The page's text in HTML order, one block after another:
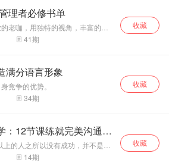
合自己的职业，提高自己的职业
到行动 ，提升你的个性竞争力。
理者必修书单
老咖，用独特的视角，丰富的经
，为您带来经营一家企业所需了
41期
收藏
满分语言形象
竞争的优势。
34期
收藏
：12节课练就完美沟通技
上的人之所以没有成功，并不是因
够才华，而是他们与人交流的方
14期
收藏